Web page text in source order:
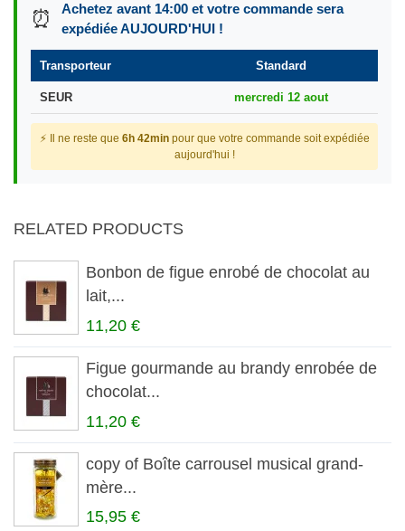
⏰
Achetez avant 14:00 et votre commande sera
expédiée AUJOURD'HUI !
Transporteur Standard
SEUR mercredi 12 aout
⚡ Il ne reste que 6h 42minpour que votre commande soit expédiée
aujourd'hui !
RELATED PRODUCTS
Bonbon de figue enrobé de chocolat au
lait,...
11,20 €
Figue gourmande au brandy enrobée de
chocolat...
11,20 €
copy of Boîte carrousel musical grand-
mère...
15,95 €